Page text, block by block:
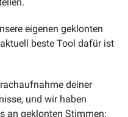
eigenen geklonten
beste Tool dafür ist
deiner
und wir haben
an geklonten Stimmen: